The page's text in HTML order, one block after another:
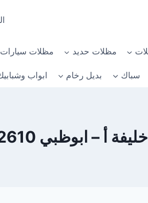
مظلات حديد مظلات سيارات
سباك بديل رخام ابواب
ابوظبي 0582482610